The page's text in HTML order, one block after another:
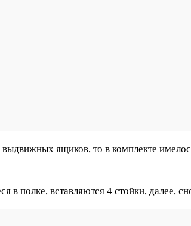
ящиков, то в комплекте
в полке, вставляются 4 стойки, далее,